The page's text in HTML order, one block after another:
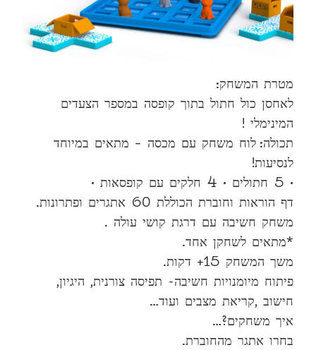
מטרת המשחק:
לאחסן כול חתול בתוך קופסה במספר הצעדים
המינימלי !
תכולה: לוח משחק עם מכסה – מתאים במיוחד
לנסיעות!
• 5 חתולים • 4 חלקים עם קופסאות •
דף הוראות וחוברת הכוללת 60 אתגרים ופתרונות.
משחק חשיבה עם דרגת קושי עולה .
*מתאים לשחקן אחד.
משך המשחק 15+ דקות.
פיתוח מיומנויות חשיבה- תפיסה צורנית, היגיון,
חישוב ,קריאת מצבים ועוד…
איך משחקים?…
בחרו אתגר מהחוברת.